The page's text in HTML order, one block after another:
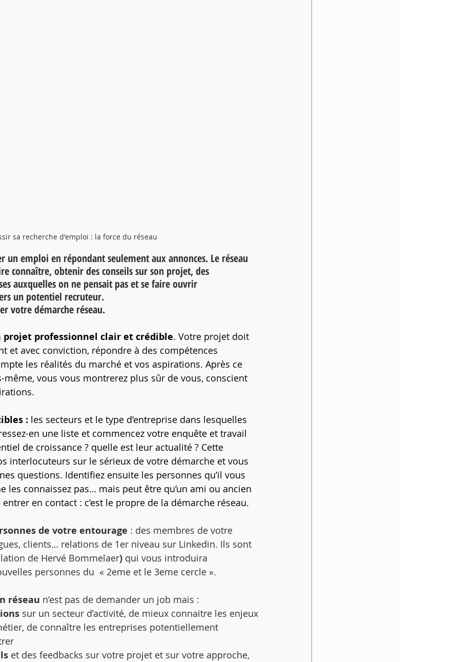
sa recherche d'emploi : la force du réseau
un emploi en répondant seulement aux annonces. Le réseau
connaître, obtenir des conseils sur son projet, des
auxquelles on ne pensait pas et se faire ouvrir
un potentiel recruteur.
votre démarche réseau.
projet professionnel clair et crédible. Votre projet doit
et avec conviction, répondre à des compétences
les réalités du marché et vos aspirations. Après ce
vous vous montrerez plus sûr de vous, conscient
: les secteurs et le type d’entreprise dans lesquelles
en une liste et commencez votre enquête et travail
de croissance ? quelle est leur actualité ? Cette
interlocuteurs sur le sérieux de votre démarche et vous
questions. Identifiez ensuite les personnes qu’il vous
les connaissez pas… mais peut être qu’un ami ou ancien
en contact : c’est le propre de la démarche réseau.
de votre entourage : des membres de votre
clients… relations de 1er niveau sur Linkedin. Ils sont
de Hervé Bommelaer) qui vous introduira
personnes du  « 2eme et le 3eme cercle ».
réseau n’est pas de demander un job mais :
sur un secteur d’activité, de mieux connaitre les enjeux
de connaître les entreprises potentiellement
et des feedbacks sur votre projet et sur votre approche,